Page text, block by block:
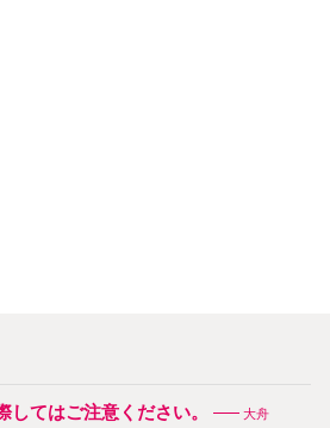
てはご注意ください。 大舟